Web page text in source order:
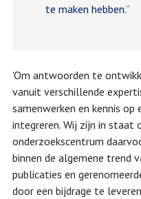
te maken hebben.”
'Om antwoorden te
vanuit verschillende
samenwerken en kennis
integreren. Wij zijn in staat
onderzoekscentrum
binnen de algemene trend
publicaties en
door een bijdrage te